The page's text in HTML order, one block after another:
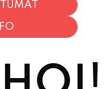
KÄYNNISTYY
KLO